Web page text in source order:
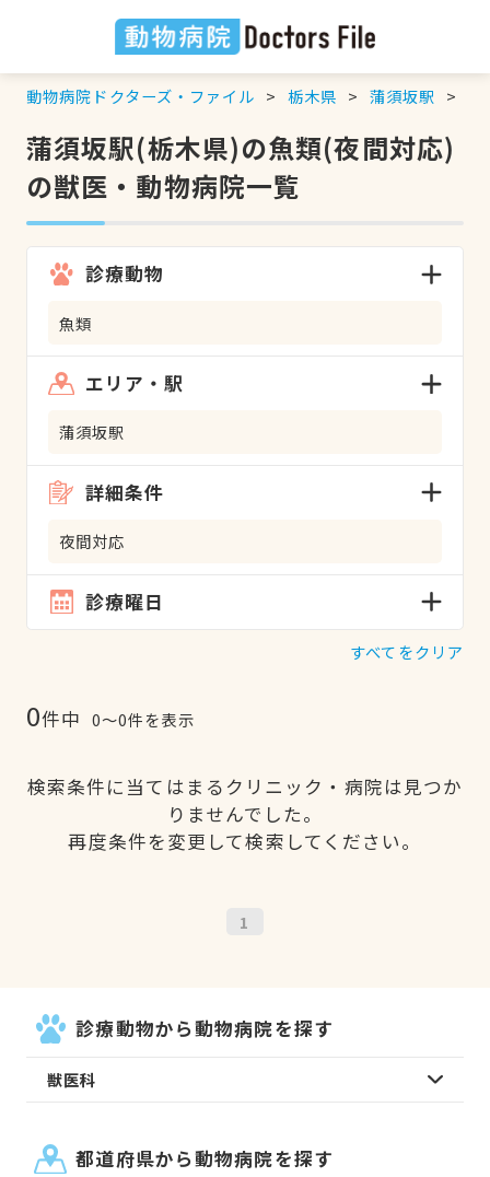
動物病院ドクターズ・ファイル 栃木県 蒲須坂駅
蒲須坂駅(栃木県)の魚類(夜間対応)
の獣医・動物病院一覧
診療動物
魚類
エリア・駅
蒲須坂駅
詳細条件
夜間対応
診療曜日
すべてをクリア
0件中 0〜0件を表示
検索条件に当てはまるクリニック・病院は見つか
りませんでした。
再度条件を変更して検索してください。
1
診療動物から動物病院を探す
獣医科
都道府県から動物病院を探す